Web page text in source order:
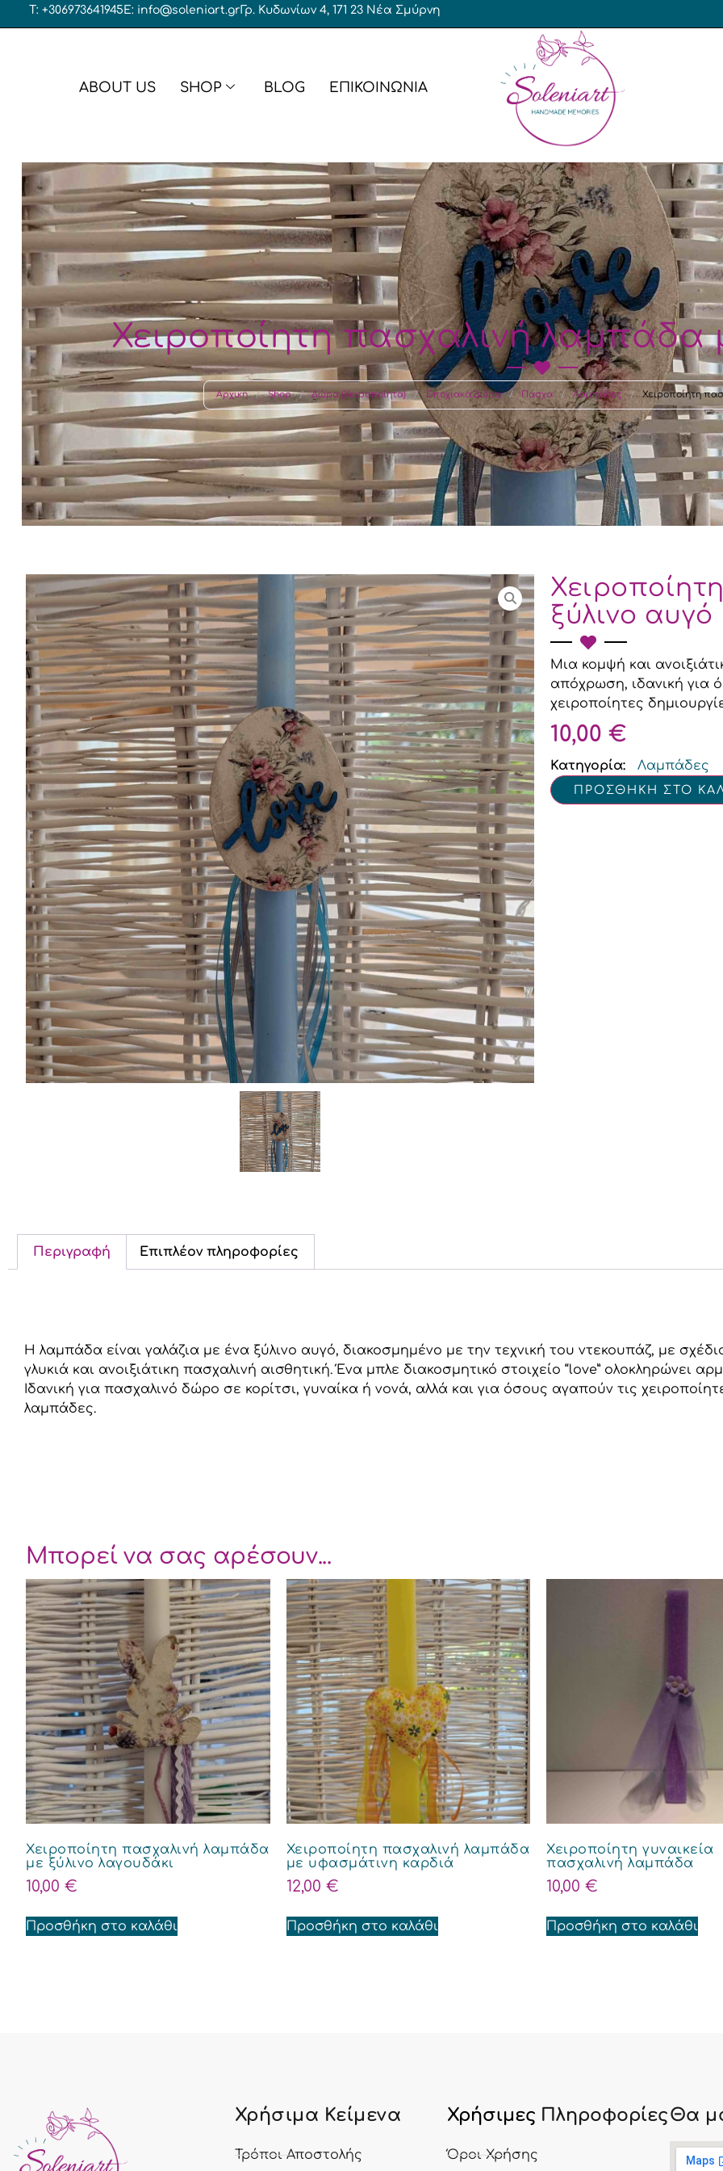
T: +306973641945E: info@soleniart.grΓρ. Κυδωνίων 4, 171 23 Νέα Σμύρνη
ABOUT US SHOP
Υφασμάτινες μπομπονιέρες
Μπομπονιέρες σε κουτί
Διακοσμητικές μπομπονιέρες
Μπομπονιέρες γάμος – βάπτιση
Γάμος
Γάμος – Βάπτιση
Αξεσουάρ Νύφης
Αξεσουάρ Παρανυφάκια
Ρύζι
Μπομπονιέρες Αγόρι
Μπομπονιέρες Κορίτσι
Μπομπονιέρες Δίδυμα
Μπομπονιέρες Γάμος – Βάπτιση
Βραχιόλι
Μενταγιόν
Μπρελόκ
Καρφίτσα
Αγόρι
Κορίτσι
Δίδυμα
Λαμπάδες
Σετ Λαδικού
Baby Shower
Γενεθλίων
Bachelor / Bachelorette
Γενεθλίων
Αποφοίτησης
Χριστουγεννιάτικο /
Εταιρικό
BLOG ΕΠΙΚΟΙΝΩΝΙΑ
Χειροποίητη πασχαλινή λαμπάδα
Αρχική / Shop / Δώρα (Χειροποίητα) / Εποχιακά Δώρα / Πάσχα / Λαμπάδες / Χειροποίητη
ξύλινο αυγό
Μια κομψή και
απόχρωση, ιδανική για
χειροποίητες
10,00 €
Κατηγορία: Λαμπάδες
ΠΡΟΣΘΗΚΗ ΣΤΟ
Περιγραφή Επιπλέον πληροφορίες
Η λαμπάδα είναι γαλάζια με ένα ξύλινο αυγό, διακοσμημένο με την τεχνική του ντεκουπάζ, με
γλυκιά και ανοιξιάτικη πασχαλινή αισθητική. Ένα μπλε διακοσμητικό στοιχείο “love” ολοκληρώνει
Ιδανική για πασχαλινό δώρο σε κορίτσι, γυναίκα ή νονά, αλλά και για όσους αγαπούν τις
λαμπάδες.
Μπορεί να σας αρέσουν...
Χειροποίητη πασχαλινή λαμπάδα
με ξύλινο λαγουδάκι
10,00 €
Προσθήκη στο καλάθι
Χειροποίητη πασχαλινή λαμπάδα
με υφασμάτινη καρδιά
12,00 €
Προσθήκη στο καλάθι
Χειροποίητη γυναικεία
πασχαλινή λαμπάδα
10,00 €
Προσθήκη στο καλάθι
Χρήσιμα Κείμενα
Τρόποι Αποστολής
Χρήσιμες Πληροφορίες
Όροι Χρήσης
Θα